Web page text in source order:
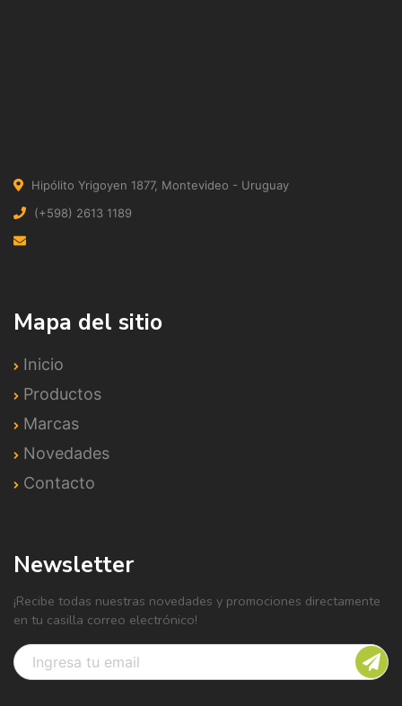
Hipólito Yrigoyen 1877, Montevideo - Uruguay
(+598) 2613 1189
Mapa del sitio
Inicio
Productos
Marcas
Novedades
Contacto
Newsletter
¡Recibe todas nuestras novedades y promociones directamente
en tu casilla correo electrónico!